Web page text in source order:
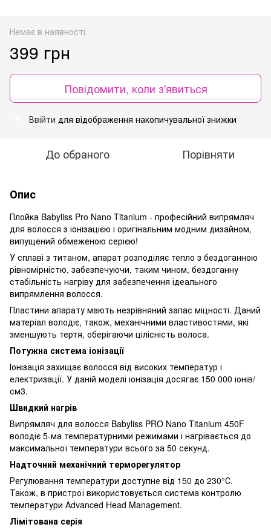
Немає в наявності
399 грн
Повідомити, коли з'явиться
Ввійти для відображення накопичувальної знижки
До обраного Порівняти
Опис
Плойка Babyliss Pro Nano Titanium - професійний випрямляч
для волосся з іонізацією і оригінальним модним дизайном,
випущений обмеженою серією!
У сплаві з титаном, апарат розподіляє тепло з бездоганною
рівномірністю, забезпечуючи, таким чином, бездоганну
стабільність нагріву для забезпечення ідеального
випрямлення волосся.
Пластини апарату мають незрівняний запас міцності. Даний
матеріал володіє, також, механічними властивостями, які
зменшують тертя, оберігаючи цілісність волоса.
Потужна система іонізації
Іонізація захищає волосся від високих температур і
електризації. У даній моделі іонізація досягає 150 000 іонів/
см3.
Швидкий нагрів
Випрямляч для волосся Babyliss PRO Nano Titanium 450F
володіє 5-ма температурними режимами і нагрівається до
максимальної температури всього за 50 секунд.
Надточний механічний терморегулятор
Регулювання температури доступне від 150 до 230°С.
Також, в пристрої використовується система контролю
температури Advanced Head Management.
Лімітована серія